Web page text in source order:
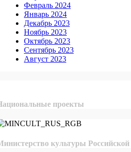
Февраль 2024
Январь 2024
Декабрь 2023
Ноябрь 2023
Октябрь 2023
Сентябрь 2023
Август 2023
проекты
культуры